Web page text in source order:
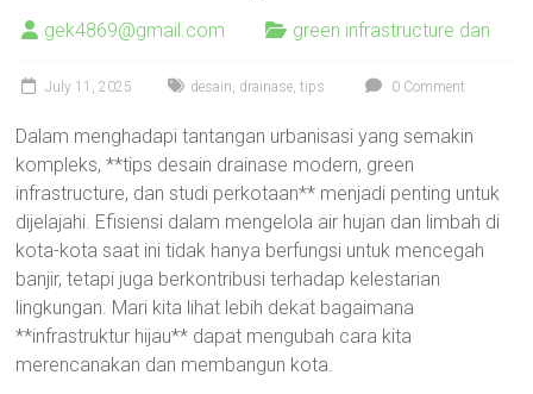
gek4869@gmail.com green infrastructure dan
July 11, 2025 desain, drainase,tips 0 Comment
Dalam menghadapi tantangan urbanisasi yang semakin
kompleks, **tips desain drainase modern, green
infrastructure, dan studi perkotaan** menjadi penting untuk
dijelajahi. Efisiensi dalam mengelola air hujan dan limbah di
kota-kota saat ini tidak hanya berfungsi untuk mencegah
banjir, tetapi juga berkontribusi terhadap kelestarian
lingkungan. Mari kita lihat lebih dekat bagaimana
**infrastruktur hijau** dapat mengubah cara kita
merencanakan dan membangun kota.